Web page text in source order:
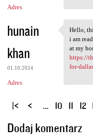
Adres
hunain
khan
01.10.2024
Adres
Hello,
Hello,
i am
at my
https://
for-
S
r
… 10 11 12
Dodaj komentarz